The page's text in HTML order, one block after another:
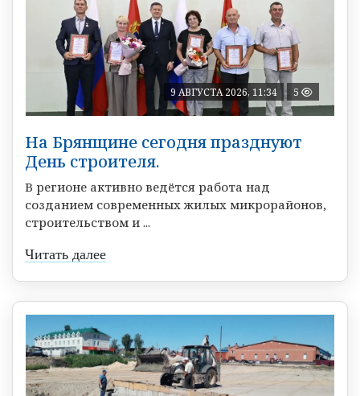
9 АВГУСТА 2026, 11:34 5
На Брянщине сегодня празднуют
День строителя.
В регионе активно ведётся работа над
созданием современных жилых микрорайонов,
строительством и ...
Читать далее